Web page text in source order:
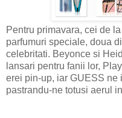
Pentru primavara, cei de
parfumuri speciale, doua
celebritati. Beyonce si
lansari pentru fanii lor,
erei pin-up, iar GUESS ne
pastrandu-ne totusi aerul